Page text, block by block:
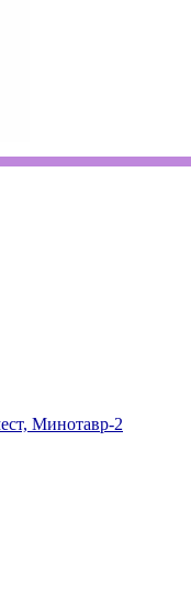
Минотавр-2